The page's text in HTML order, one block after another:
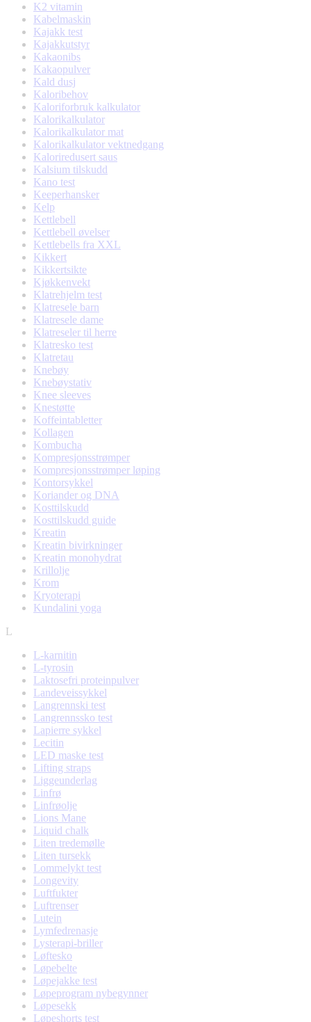
K2 vitamin
Kabelmaskin
Kajakk test
Kajakkutstyr
Kakaonibs
Kakaopulver
Kald dusj
Kaloribehov
Kaloriforbruk kalkulator
Kalorikalkulator
Kalorikalkulator mat
Kalorikalkulator vektnedgang
Kaloriredusert saus
Kalsium tilskudd
Kano test
Keeperhansker
Kelp
Kettlebell
Kettlebell øvelser
Kettlebells fra XXL
Kikkert
Kikkertsikte
Kjøkkenvekt
Klatrehjelm test
Klatresele barn
Klatresele dame
Klatreseler til herre
Klatresko test
Klatretau
Knebøy
Knebøystativ
Knee sleeves
Knestøtte
Koffeintabletter
Kollagen
Kombucha
Kompresjonsstrømper
Kompresjonsstrømper løping
Kontorsykkel
Koriander og DNA
Kosttilskudd
Kosttilskudd guide
Kreatin
Kreatin bivirkninger
Kreatin monohydrat
Krillolje
Krom
Kryoterapi
Kundalini yoga
L
L-karnitin
L-tyrosin
Laktosefri proteinpulver
Landeveissykkel
Langrennski test
Langrennssko test
Lapierre sykkel
Lecitin
LED maske test
Lifting straps
Liggeunderlag
Linfrø
Linfrøolje
Lions Mane
Liquid chalk
Liten tredemølle
Liten tursekk
Lommelykt test
Longevity
Luftfukter
Luftrenser
Lutein
Lymfedrenasje
Lysterapi-briller
Løftesko
Løpebelte
Løpejakke test
Løpeprogram nybegynner
Løpesekk
Løpeshorts test